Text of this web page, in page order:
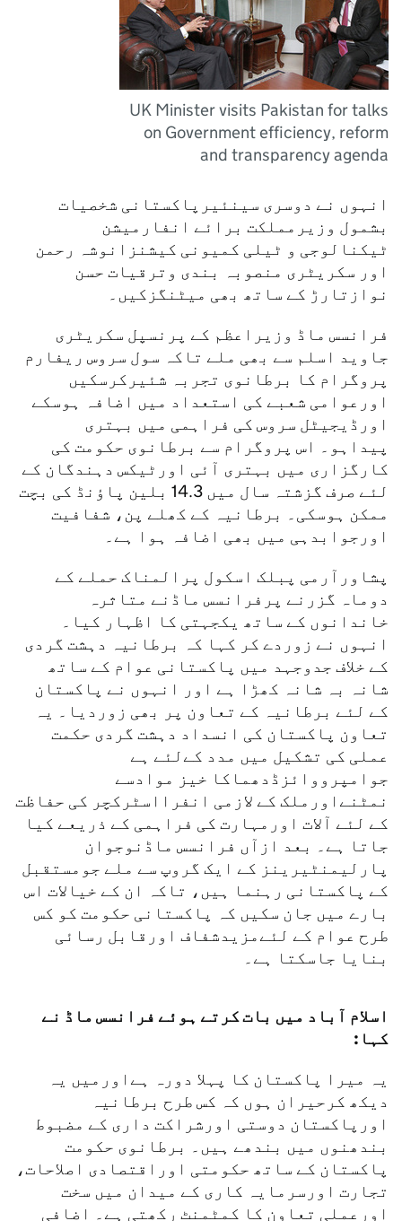
UK Minister visits Pakistan for talks
on Government efficiency, reform
and transparency agenda
انہوں نے دوسری سینئیرپاکستانی شخصیات
بشمول وزیرمملکت برائے انفارمیشن
ٹیکنالوجی و ٹیلی کمیونی کیشنزانوشہ رحمن
اور سکریٹری منصوبہ بندی وترقیات حسن
نوازتارڑ کے ساتھ بھی میٹنگزکیں۔
فرانسس ماڈ وزیراعظم کے پرنسپل سکریٹری
جاوید اسلم سے بھی ملے تاکہ سول سروس ریفارم
پروگرام کا برطانوی تجربہ شئیرکرسکیں
اورعوامی شعبے کی استعداد میں اضافہ ہوسکے
اورڈیجیٹل سروس کی فراہمی میں بہتری
پیداہو۔ اس پروگرام سے برطانوی حکومت کی
کارگزاری میں بہتری آئی اورٹیکس دہندگان کے
لئے صرف گزشتہ سال میں 14.3 بلین پاؤنڈ کی بچت
ممکن ہوسکی۔ برطانیہ کے کھلے پن، شفافیت
اورجوابدہی میں بھی اضافہ ہوا ہے۔
پشاورآرمی پبلک اسکول پرالمناک حملے کے
دوماہ گزرنے پرفرانسس ماڈنے متاثرہ
خاندانوں کے ساتھ یکجہتی کا اظہار کیا۔
انہوں نے زوردے کر کہا کہ برطانیہ دہشت گردی
کے خلاف جدوجہد میں پاکستانی عوام کے ساتھ
شانہ بہ شانہ کھڑا ہے اور انہوں نے پاکستان
کے لئے برطانیہ کے تعاون پر بھی زوردیا۔ یہ
تعاون پاکستان کی انسداد دہشت گردی حکمت
عملی کی تشکیل میں مدد کےلئے ہے
جوامپرووائزڈدھماکا خیز موادسے
نمٹنےاورملک کے لازمی انفرااسٹرکچر کی حفاظت
کے لئے آلات اورمہارت کی فراہمی کے ذریعے کیا
جاتا ہے۔ بعد ازآں فرانسس ماڈنوجوان
پارلیمنٹیرینز کے ایک گروپ سے ملے جومستقبل
کے پاکستانی رہنما ہیں، تاکہ ان کے خیالات اس
بارے میں جان سکیں کہ پاکستانی حکومت کو کس
طرح عوام کے لئےمزیدشفاف اورقابل رسائی
بنایا جاسکتا ہے۔
اسلام آباد میں بات کرتے ہوئے فرانسس ماڈ نے
کہا:
یہ میرا پاکستان کا پہلا دورہ ہےاورمیں یہ
دیکھ کرحیران ہوں کہ کس طرح برطانیہ
اورپاکستان دوستی اورشراکت داری کے مضبوط
بندھنوں میں بندھے ہیں۔ برطانوی حکومت
پاکستان کے ساتھ حکومتی اوراقتصادی اصلاحات،
تجارت اورسرمایہ کاری کے میدان میں سخت
اورعملی تعاون کا کمٹمنٹ رکھتی ہے۔ اضافی